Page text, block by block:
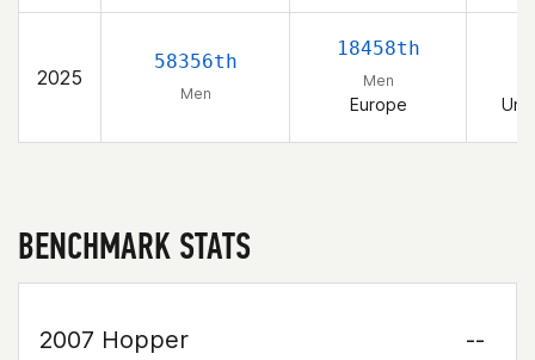
2025
58356th
Men
18458th
Men
Europe
BENCHMARK STATS
2007 Hopper
--